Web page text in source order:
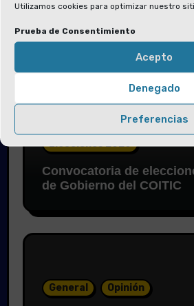
Utilizamos cookies para optimizar nuestro
Prueba de Consentimiento
Acepto
Denegado
Preferencias
Solicitud de voluntarios
Mesas Electorales y la
Elecciones 2026
Convocatoria de
de Gobierno del COITIC
General Opinión